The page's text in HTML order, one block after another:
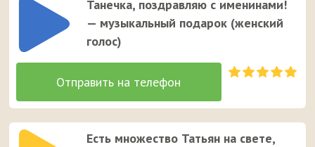
Танечка, поздравляю с именинами!
— музыкальный подарок (женский
голос)
Есть множество Татьян на свете,